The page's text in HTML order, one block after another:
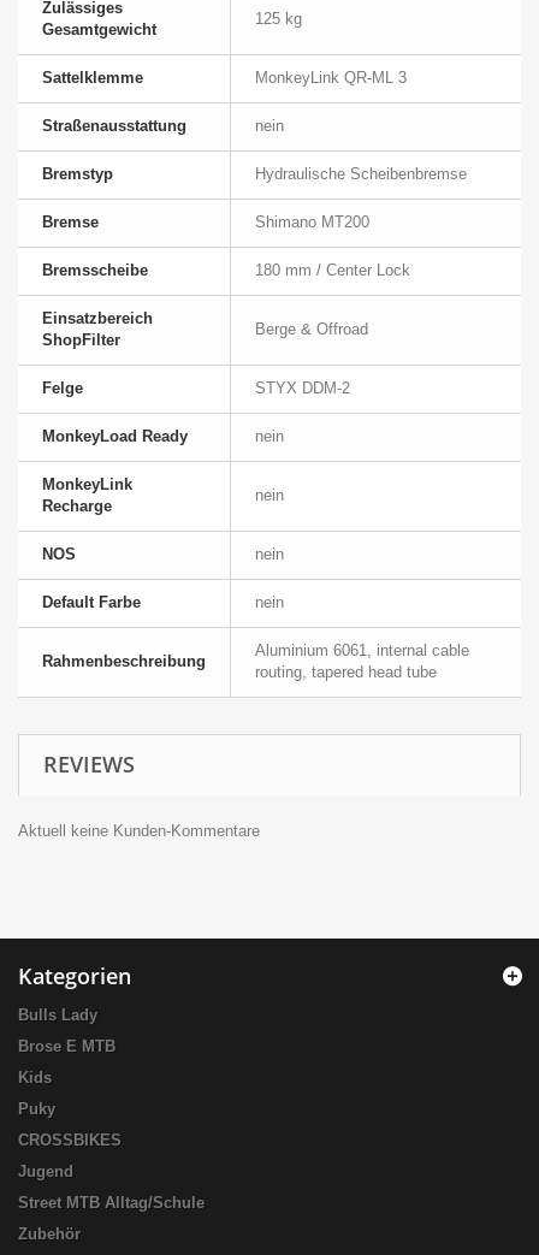
Zulässiges
Gesamtgewicht
125 kg
Sattelklemme MonkeyLink QR-ML 3
Straßenausstattung nein
Bremstyp Hydraulische Scheibenbremse
Bremse Shimano MT200
Bremsscheibe 180 mm / Center Lock
Einsatzbereich
ShopFilter
Berge & Offroad
Felge STYX DDM-2
MonkeyLoad Ready nein
MonkeyLink
Recharge
nein
NOS nein
Default Farbe nein
Rahmenbeschreibung
Aluminium 6061, internal cable
routing, tapered head tube
REVIEWS
Aktuell keine Kunden-Kommentare
Kategorien
Bulls Lady
Brose E MTB
Kids
Puky
CROSSBIKES
Jugend
Street MTB Alltag/Schule
Zubehör